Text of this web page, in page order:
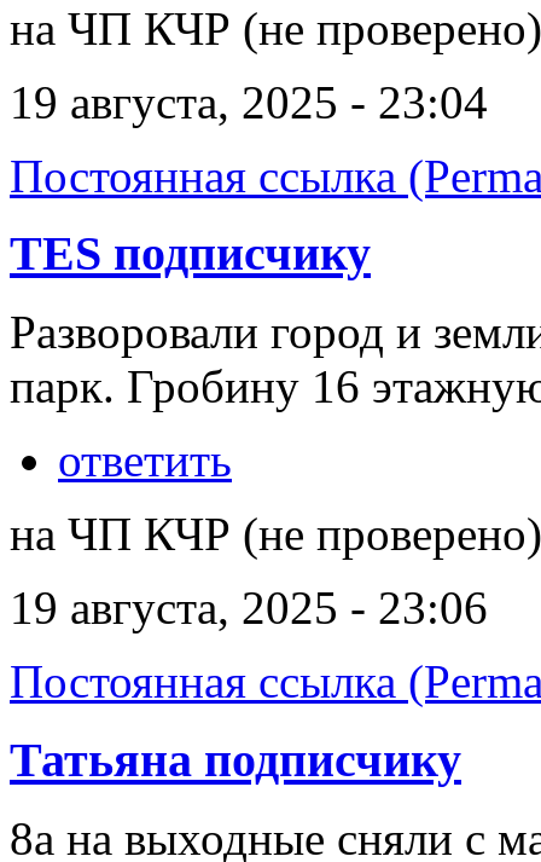
на ЧП КЧР (не проверено)
19 августа, 2025 - 23:04
Постоянная ссылка
TES подписчику
Разворовали город и
парк. Гробину 16
ответить
на ЧП КЧР (не проверено)
19 августа, 2025 - 23:06
Постоянная ссылка
Татьяна подписчику
8а на выходные сняли с